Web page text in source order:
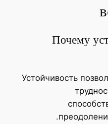
Почему
Устойчивость